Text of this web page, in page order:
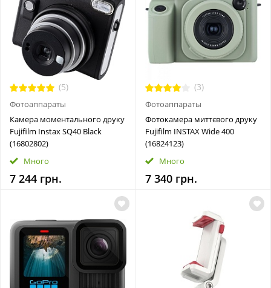
(5)
Фотоаппараты
Камера моментального друку
Fujifilm Instax SQ40 Black
(16802802)
Много
7 244 грн.
(3)
Фотоаппараты
Фотокамера миттєвого друку
Fujifilm INSTAX Wide 400
(16824123)
Много
7 340 грн.